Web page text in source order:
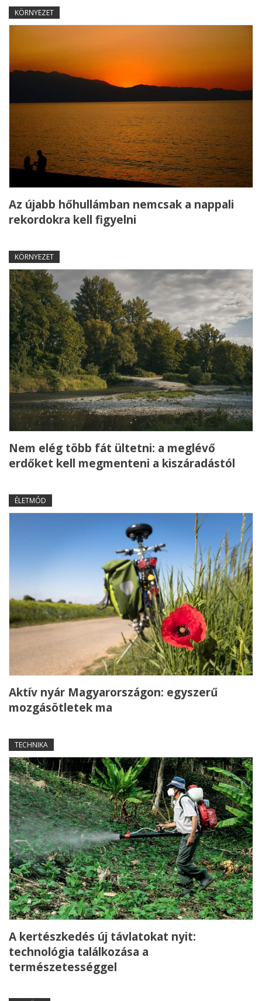
KÖRNYEZET
Az újabb hőhullámban nemcsak a nappali
rekordokra kell figyelni
KÖRNYEZET
Nem elég több fát ültetni: a meglévő
erdőket kell megmenteni a kiszáradástól
ÉLETMÓD
Aktív nyár Magyarországon: egyszerű
mozgásötletek ma
TECHNIKA
A kertészkedés új távlatokat nyit:
technológia találkozása a
természetességgel